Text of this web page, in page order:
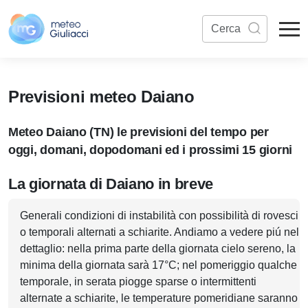
Previsioni meteo Daiano
Meteo Daiano (TN) le previsioni del tempo per
oggi, domani, dopodomani ed i prossimi 15 giorni
La giornata di Daiano in breve
Generali condizioni di instabilità con possibilità di rovesci
o temporali alternati a schiarite. Andiamo a vedere piú nel
dettaglio: nella prima parte della giornata cielo sereno, la
minima della giornata sarà 17°C; nel pomeriggio qualche
temporale, in serata piogge sparse o intermittenti
alternate a schiarite, le temperature pomeridiane saranno